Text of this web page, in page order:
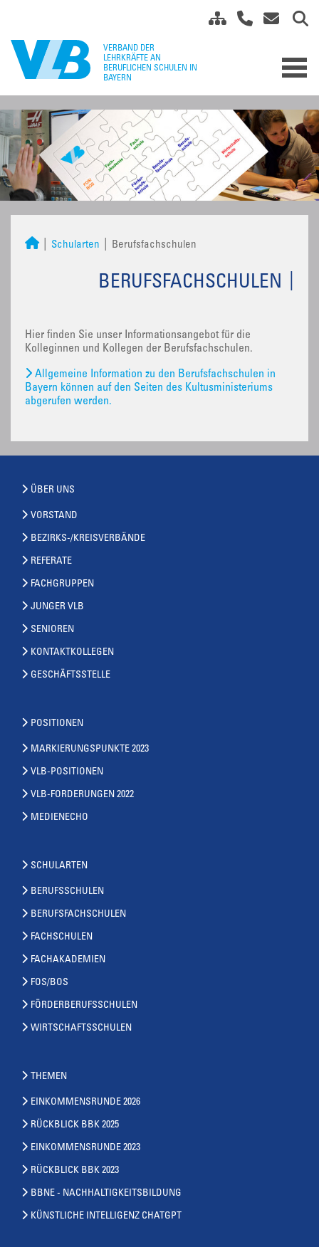
Schularten Berufsfachschulen
BERUFSFACHSCHULEN
Hier finden Sie unser Informationsangebot für die
Kolleginnen und Kollegen der Berufsfachschulen.
Allgemeine Information zu den Berufsfachschulen in
Bayern können auf den Seiten des Kultusministeriums
abgerufen werden.
ÜBER UNS
VORSTAND
BEZIRKS-/KREISVERBÄNDE
REFERATE
FACHGRUPPEN
JUNGER VLB
SENIOREN
KONTAKTKOLLEGEN
GESCHÄFTSSTELLE
POSITIONEN
MARKIERUNGSPUNKTE 2023
VLB-POSITIONEN
VLB-FORDERUNGEN 2022
MEDIENECHO
SCHULARTEN
BERUFSSCHULEN
BERUFSFACHSCHULEN
FACHSCHULEN
FACHAKADEMIEN
FOS/BOS
FÖRDERBERUFSSCHULEN
WIRTSCHAFTSSCHULEN
THEMEN
EINKOMMENSRUNDE 2026
RÜCKBLICK BBK 2025
EINKOMMENSRUNDE 2023
RÜCKBLICK BBK 2023
BBNE - NACHHALTIGKEITSBILDUNG
KÜNSTLICHE INTELLIGENZ CHATGPT